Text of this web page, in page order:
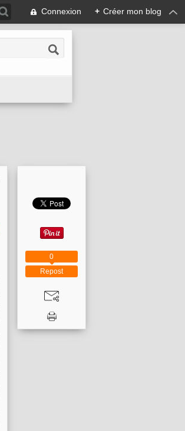
Connexion + Créer mon blog
Repost
0